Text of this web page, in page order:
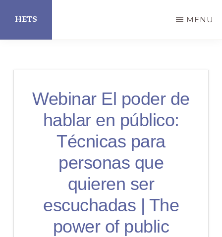
main
HETS
Services
MENU
Webinar El poder de
hablar en público:
Técnicas para
personas que
quieren ser
escuchadas | The
power of public